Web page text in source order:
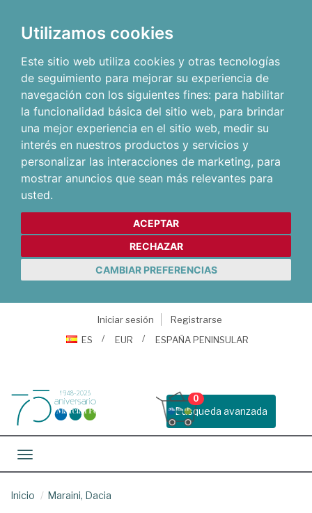
Utilizamos cookies
Este sitio web utiliza cookies y otras tecnologías
de seguimiento para mejorar su experiencia de
navegación con los siguientes fines: para habilitar
la funcionalidad básica del sitio web, para brindar
una mejor experiencia en el sitio web, medir su
interés en nuestros productos y servicios y
personalizar las interacciones de marketing, para
mostrar anuncios que sean más relevantes para
usted.
ACEPTAR
RECHAZAR
CAMBIAR PREFERENCIAS
Iniciar sesión
Registrarse
ES
EUR ESPAÑA PENINSULAR
Busqueda avanzada
0
Toggle navigation
Inicio Maraini, Dacia